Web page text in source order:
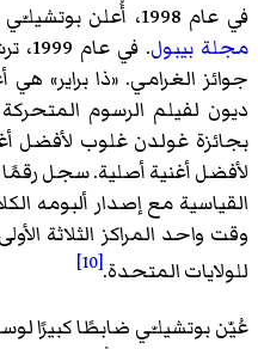
في عام 1998، أُعلن بوتشيلـّي واحدًا من أجمل 50 شخصًا في
مجلة بيبول
. في
جوائز الغرامي. «ذا براير»
ديون لفيلم الرسوم
بجائزة غولدن غلوب لأفضل
لأفضل أغنية أصلية. سجل
القياسية مع إصدار ألبومه
وقت واحد المراكز الثلاثة
للولايات المتحدة.[10]
عُيّن بوتشيلـّي ضابطًا كبيرًا